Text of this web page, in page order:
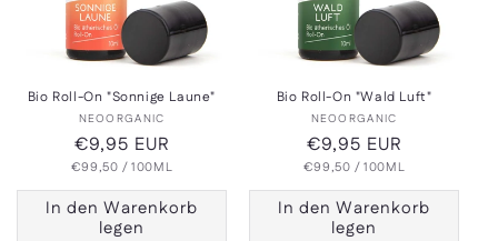
Bio Roll-On "Sonnige Laune"
Anbieter:
NEOORGANIC
Normaler
Preis
€9,95 EUR
GRUNDPREIS
€99,50 /PRO
100ML
In den Warenkorb
legen
Bio Roll-On "Wald Luft"
Anbieter:
NEOORGANIC
Normaler
Preis
€9,95 EUR
GRUNDPREIS
€99,50 /PRO
100ML
In den Warenkorb
legen